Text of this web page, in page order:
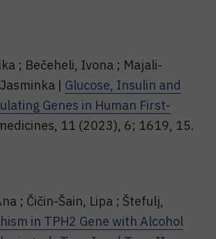
; Bečeheli, Ivona ; Majali-
| Glucose, Insulin and
Genes in Human First-
11 (2023), 6; 1619, 15.
; Čičin-Šain, Lipa ; Štefulj,
in TPH2 Gene with Alcohol